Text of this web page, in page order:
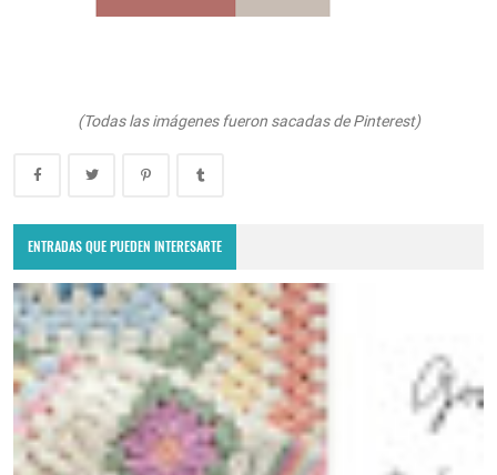
(Todas las imágenes fueron sacadas de Pinterest)
ENTRADAS QUE PUEDEN INTERESARTE